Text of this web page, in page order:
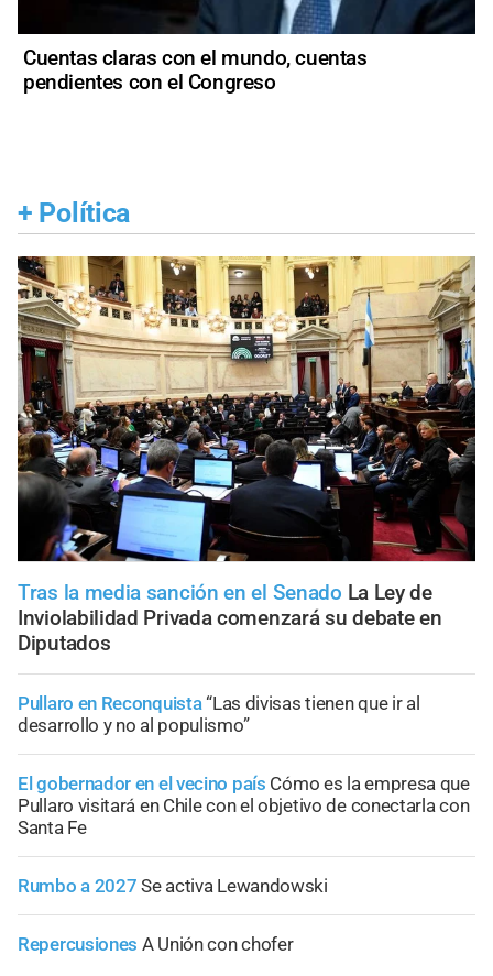
Cuentas claras con el mundo, cuentas
pendientes con el Congreso
+ Política
Tras la media sanción en el Senado La Ley de
Inviolabilidad Privada comenzará su debate en
Diputados
Pullaro en Reconquista“Las divisas tienen que ir al
desarrollo y no al populismo”
El gobernador en el vecino país Cómo es la empresa que
Pullaro visitará en Chile con el objetivo de conectarla con
Santa Fe
Rumbo a 2027 Se activa Lewandowski
Repercusiones A Unión con chofer